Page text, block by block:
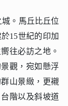
。馬丘比丘位
於15世紀的印加
往必訪之地。
觀，宛如懸浮
山景緻，更襯
階以及斜坡道